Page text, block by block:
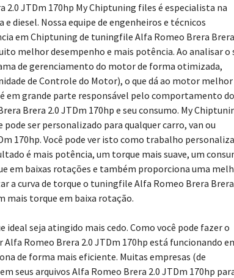
2.0 JTDm 170hp My Chiptuning files é especialista na
diesel. Nossa equipe de engenheiros e técnicos
em Chiptuning de tuningfile Alfa Romeo Brera
melhor desempenho e mais potência. Ao analisar o
de gerenciamento do motor de forma otimizada,
de Controle do Motor), o que dá ao motor melhor
em grande parte responsável pelo comportamento do
Brera 2.0 JTDm 170hp e seu consumo. My
ser personalizado para qualquer carro, van ou
170hp. Você pode ver isto como trabalho
é mais potência, um torque mais suave, um
em baixas rotações e também proporciona uma
a curva de torque o tuningfile Alfa Romeo Brera Brera
mais torque em baixa rotação.
seja atingido mais cedo. Como você pode fazer o
Romeo Brera 2.0 JTDm 170hp está funcionando
de forma mais eficiente. Muitas empresas (de
seus arquivos Alfa Romeo Brera 2.0 JTDm 170hp